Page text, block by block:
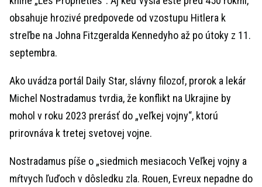
obsahuje hrozivé predpovede od vzostupu Hitlera k
streľbe na Johna Fitzgeralda Kennedyho až po útoky z 11.
septembra.
Ako uvádza portál Daily Star, slávny filozof, prorok a lekár
Michel Nostradamus tvrdia, že konflikt na Ukrajine by
mohol v roku 2023 prerásť do „veľkej vojny“, ktorú
prirovnáva k tretej svetovej vojne.
Nostradamus píše o „siedmich mesiacoch Veľkej vojny a
mŕtvych ľuďoch v dôsledku zla. Rouen, Evreux nepadne do